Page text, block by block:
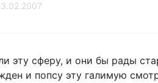
эту сферу, и они бы рады
и попсу эту галимую